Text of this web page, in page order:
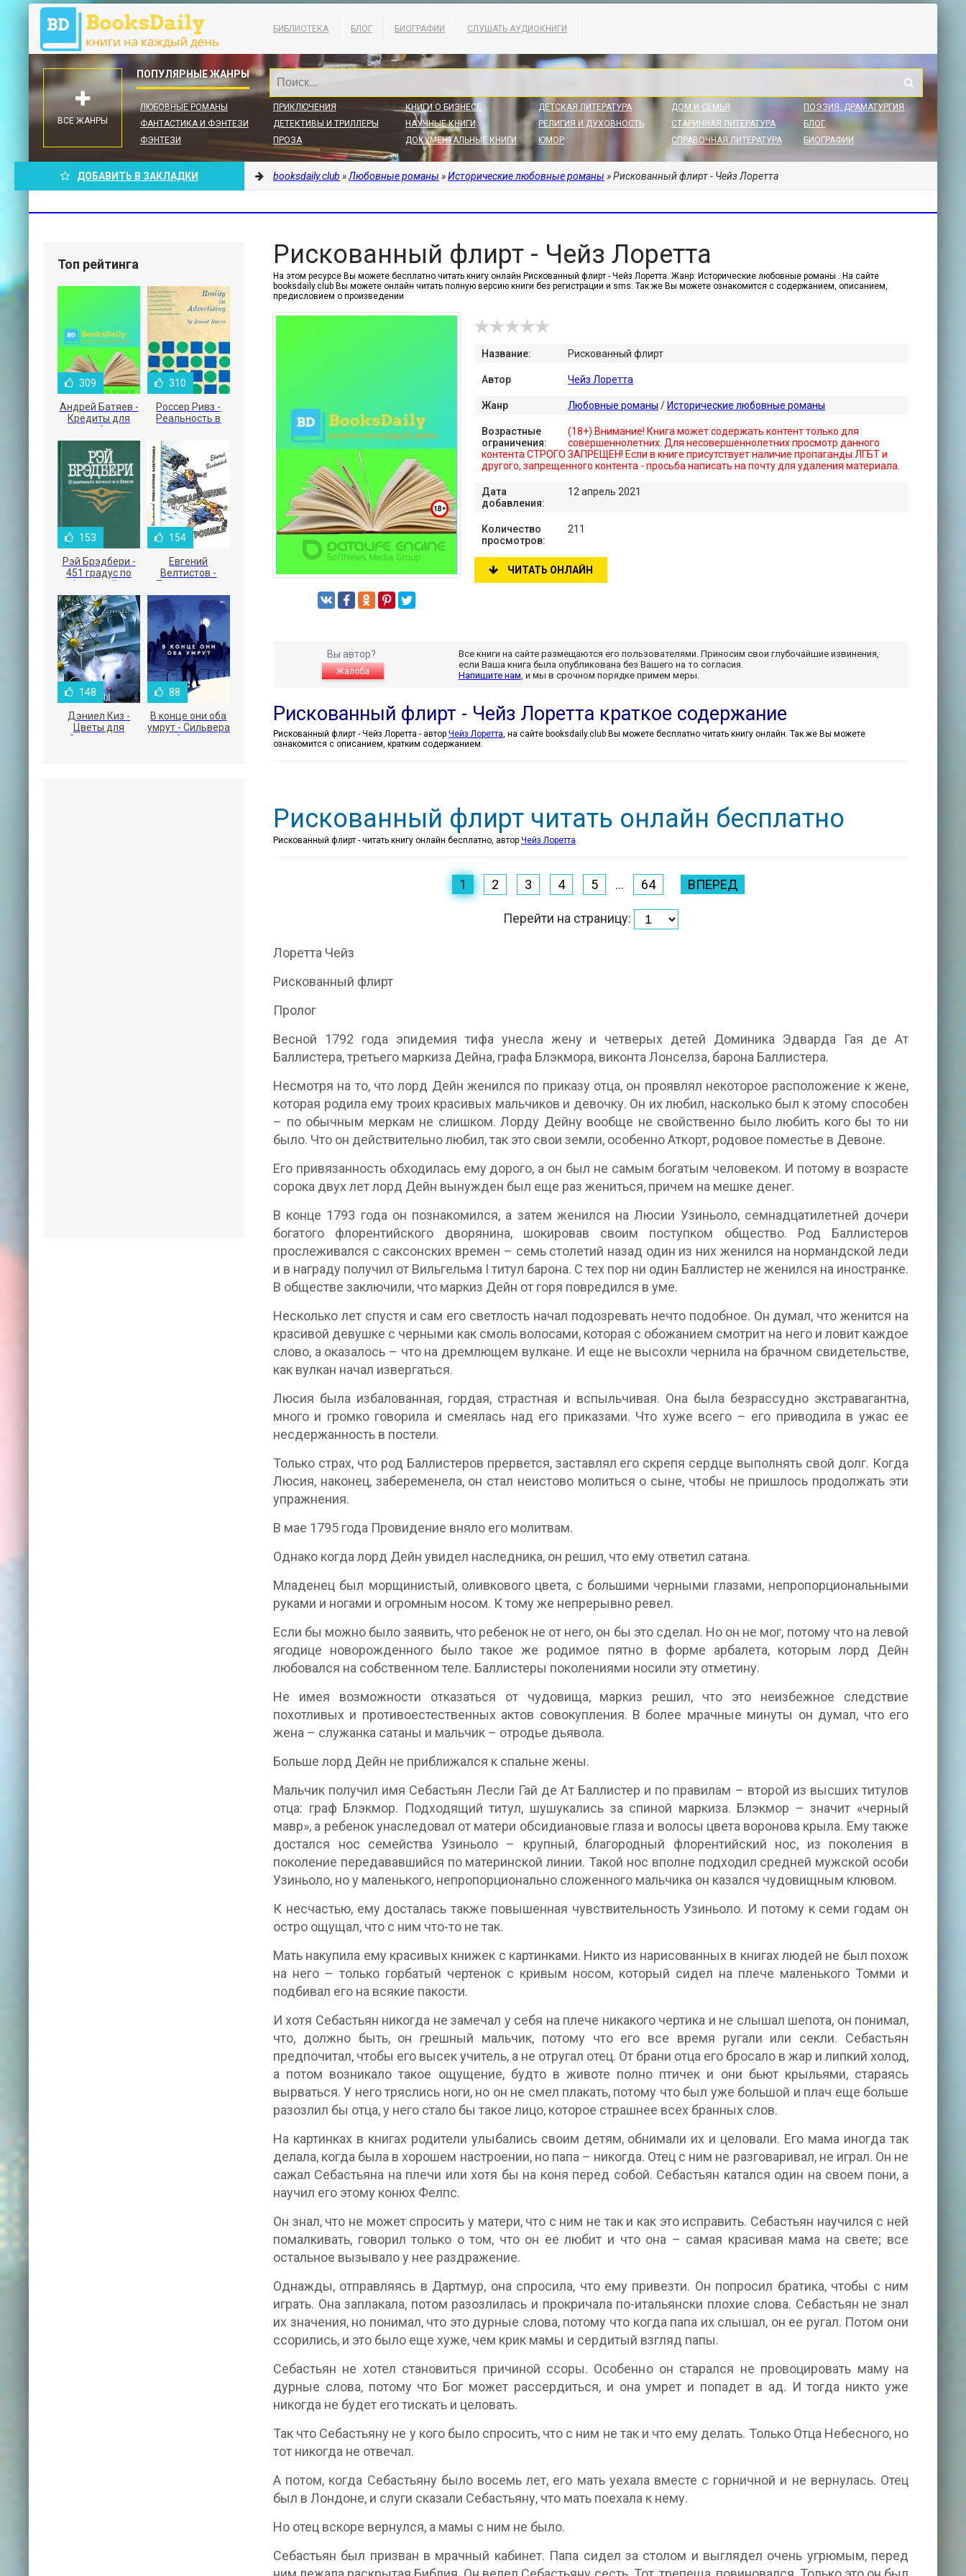
БИБЛИОТЕКА БЛОГ БИОГРАФИИ СЛУШАТЬ АУДИОКНИГИ
ЛЮБОВНЫЕ РОМАНЫ
ФАНТАСТИКА И ФЭНТЕЗИ
ФЭНТЕЗИ
ПРИКЛЮЧЕНИЯ
ДЕТЕКТИВЫ И ТРИЛЛЕРЫ
ПРОЗА
КНИГИ О БИЗНЕСЕ
НАУЧНЫЕ КНИГИ
ДОКУМЕНТАЛЬНЫЕ КНИГИ
ДЕТСКАЯ ЛИТЕРАТУРА
РЕЛИГИЯ И ДУХОВНОСТЬ
ЮМОР
ДОМ И СЕМЬЯ
СТАРИННАЯ ЛИТЕРАТУРА
СПРАВОЧНАЯ ЛИТЕРАТУРА
ПОЭЗИЯ, ДРАМАТУРГИЯ
БЛОГ
БИОГРАФИИ
ВСЕ ЖАНРЫ
ДОБАВИТЬ В ЗАКЛАДКИ booksdaily.club »Любовные романы »Исторические любовные романы » Рискованный флирт - Чейз Лоретта
Рискованный флирт - Чейз Лоретта
На этом ресурсе Вы можете бесплатно читать книгу онлайн Рискованный флирт - Чейз Лоретта. Жанр: Исторические любовные романы . На сайте
booksdaily.club Вы можете онлайн читать полную версию книги без регистрации и sms. Так же Вы можете ознакомится с содержанием, описанием,
предисловием о произведении
Название: Рискованный флирт
Автор Чейз Лоретта
Жанр Любовные романы / Исторические любовные романы
Возрастные
ограничения:
(18+) Внимание! Книга может содержать контент только для
совершеннолетних. Для несовершеннолетних просмотр данного
контента СТРОГО ЗАПРЕЩЕН! Если в книге присутствует наличие пропаганды ЛГБТ и
другого, запрещенного контента - просьба написать на почту для удаления материала.
Дата
добавления:
12 апрель 2021
Количество
просмотров:
211
ЧИТАТЬ ОНЛАЙН
Вы автор?
Жалоба
Все книги на сайте размещаются его пользователями. Приносим свои глубочайшие извинения,
если Ваша книга была опубликована без Вашего на то согласия.
Напишите нам, и мы в срочном порядке примем меры.
Рискованный флирт - Чейз Лоретта краткое содержание
Рискованный флирт - Чейз Лоретта - автор Чейз Лоретта, на сайте booksdaily.club Вы можете бесплатно читать книгу онлайн. Так же Вы можете
ознакомится с описанием, кратким содержанием.
Рискованный флирт читать онлайн бесплатно
Рискованный флирт - читать книгу онлайн бесплатно, автор Чейз Лоретта
1 2 3 4 5 ... 64 ВПЕРЕД
Перейти на страницу:
Лоретта Чейз
Рискованный флирт
Пролог
Весной 1792 года эпидемия тифа унесла жену и четверых детей Доминика Эдварда Гая де Ат
Баллистера, третьего маркиза Дейна, графа Блэкмора, виконта Лонселза, барона Баллистера.
Несмотря на то, что лорд Дейн женился по приказу отца, он проявлял некоторое расположение к жене,
которая родила ему троих красивых мальчиков и девочку. Он их любил, насколько был к этому способен
– по обычным меркам не слишком. Лорду Дейну вообще не свойственно было любить кого бы то ни
было. Что он действительно любил, так это свои земли, особенно Аткорт, родовое поместье в Девоне.
Его привязанность обходилась ему дорого, а он был не самым богатым человеком. И потому в возрасте
сорока двух лет лорд Дейн вынужден был еще раз жениться, причем на мешке денег.
В конце 1793 года он познакомился, а затем женился на Люсии Узиньоло, семнадцатилетней дочери
богатого флорентийского дворянина, шокировав своим поступком общество. Род Баллистеров
прослеживался с саксонских времен – семь столетий назад один из них женился на нормандской леди
и в награду получил от Вильгельма I титул барона. С тех пор ни один Баллистер не женился на иностранке.
В обществе заключили, что маркиз Дейн от горя повредился в уме.
Несколько лет спустя и сам его светлость начал подозревать нечто подобное. Он думал, что женится на
красивой девушке с черными как смоль волосами, которая с обожанием смотрит на него и ловит каждое
слово, а оказалось – что на дремлющем вулкане. И еще не высохли чернила на брачном свидетельстве,
как вулкан начал извергаться.
Люсия была избалованная, гордая, страстная и вспыльчивая. Она была безрассудно экстравагантна,
много и громко говорила и смеялась над его приказами. Что хуже всего – его приводила в ужас ее
несдержанность в постели.
Только страх, что род Баллистеров прервется, заставлял его скрепя сердце выполнять свой долг. Когда
Люсия, наконец, забеременела, он стал неистово молиться о сыне, чтобы не пришлось продолжать эти
упражнения.
В мае 1795 года Провидение вняло его молитвам.
Однако когда лорд Дейн увидел наследника, он решил, что ему ответил сатана.
Младенец был морщинистый, оливкового цвета, с большими черными глазами, непропорциональными
руками и ногами и огромным носом. К тому же непрерывно ревел.
Если бы можно было заявить, что ребенок не от него, он бы это сделал. Но он не мог, потому что на левой
ягодице новорожденного было такое же родимое пятно в форме арбалета, которым лорд Дейн
любовался на собственном теле. Баллистеры поколениями носили эту отметину.
Не имея возможности отказаться от чудовища, маркиз решил, что это неизбежное следствие
похотливых и противоестественных актов совокупления. В более мрачные минуты он думал, что его
жена – служанка сатаны и мальчик – отродье дьявола.
Больше лорд Дейн не приближался к спальне жены.
Мальчик получил имя Себастьян Лесли Гай де Ат Баллистер и по правилам – второй из высших титулов
отца: граф Блэкмор. Подходящий титул, шушукались за спиной маркиза. Блэкмор – значит «черный
мавр», а ребенок унаследовал от матери обсидиановые глаза и волосы цвета воронова крыла. Ему также
достался нос семейства Узиньоло – крупный, благородный флорентийский нос, из поколения в
поколение передававшийся по материнской линии. Такой нос вполне подходил средней мужской особи
Узиньоло, но у маленького, непропорционально сложенного мальчика он казался чудовищным клювом.
К несчастью, ему досталась также повышенная чувствительность Узиньоло. И потому к семи годам он
остро ощущал, что с ним что-то не так.
Мать накупила ему красивых книжек с картинками. Никто из нарисованных в книгах людей не был похож
на него – только горбатый чертенок с кривым носом, который сидел на плече маленького Томми и
подбивал его на всякие пакости.
И хотя Себастьян никогда не замечал у себя на плече никакого чертика и не слышал шепота, он понимал,
что, должно быть, он грешный мальчик, потому что его все время ругали или секли. Себастьян
предпочитал, чтобы его высек учитель, а не отругал отец. От брани отца его бросало в жар и липкий холод,
а потом возникало такое ощущение, будто в животе полно птичек и они бьют крыльями, стараясь
вырваться. У него тряслись ноги, но он не смел плакать, потому что был уже большой и плач еще больше
разозлил бы отца, у него стало бы такое лицо, которое страшнее всех бранных слов.
На картинках в книгах родители улыбались своим детям, обнимали их и целовали. Его мама иногда так
делала, когда была в хорошем настроении, но папа – никогда. Отец с ним не разговаривал, не играл. Он не
сажал Себастьяна на плечи или хотя бы на коня перед собой. Себастьян катался один на своем пони, а
научил его этому конюх Фелпс.
Он знал, что не может спросить у матери, что с ним не так и как это исправить. Себастьян научился с ней
помалкивать, говорил только о том, что он ее любит и что она – самая красивая мама на свете; все
остальное вызывало у нее раздражение.
Однажды, отправляясь в Дартмур, она спросила, что ему привезти. Он попросил братика, чтобы с ним
играть. Она заплакала, потом разозлилась и прокричала по-итальянски плохие слова. Себастьян не знал
их значения, но понимал, что это дурные слова, потому что когда папа их слышал, он ее ругал. Потом они
ссорились, и это было еще хуже, чем крик мамы и сердитый взгляд папы.
Себастьян не хотел становиться причиной ссоры. Особенно он старался не провоцировать маму на
дурные слова, потому что Бог может рассердиться, и она умрет и попадет в ад. И тогда никто уже
никогда не будет его тискать и целовать.
Так что Себастьяну не у кого было спросить, что с ним не так и что ему делать. Только Отца Небесного, но
тот никогда не отвечал.
А потом, когда Себастьяну было восемь лет, его мать уехала вместе с горничной и не вернулась. Отец
был в Лондоне, и слуги сказали Себастьяну, что мать поехала к нему.
Но отец вскоре вернулся, а мамы с ним не было.
Себастьян был призван в мрачный кабинет. Папа сидел за столом и выглядел очень угрюмым, перед
Топ рейтинга
309
Андрей Батяев -
Кредиты для
малого бизнеса
310
Россер Ривз -
Реальность в
153
Рэй Брэдбери -
451 градус по
Фаренгейту
154
Евгений
Велтистов -
Приключения
Электроника
148
Дэниел Киз -
Цветы для
Элджернона
88
В конце они оба
умрут - Сильвера
Адам